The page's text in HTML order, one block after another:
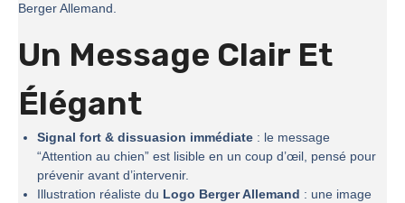
Berger Allemand.
Un Message Clair Et
Élégant
Signal fort & dissuasion immédiate : le message
“Attention au chien” est lisible en un coup d’œil, pensé pour
prévenir avant d’intervenir.
Illustration réaliste du Logo Berger Allemand : une image